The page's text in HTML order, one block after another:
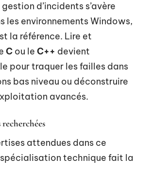
d’incidents s’avère
les environnements Windows,
la référence. Lire et
C ou le C++ devient
pour traquer les failles dans
bas niveau ou déconstruire
avancés.
attendues dans ce
technique fait la